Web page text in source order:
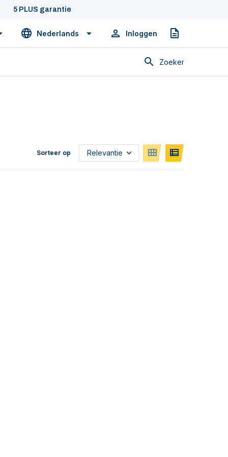
5 PLUS garantie
Nederlands Inloggen Offerte
Zoeken
Sorteer op